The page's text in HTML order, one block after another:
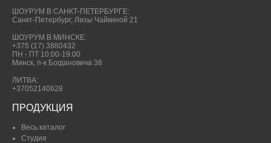
ШОУРУМ В САНКТ-ПЕТЕРБУРГЕ:
Санкт-Петербург, Лизы Чайкиной 21
ШОУРУМ В МИНСКЕ:
+375 (17) 3880432
ПН - ПТ 10:00-19.00
Минск, п-к Богдановича 38
ЛИТВА:
+37052140628
ПРОДУКЦИЯ
Весь каталог
Студия